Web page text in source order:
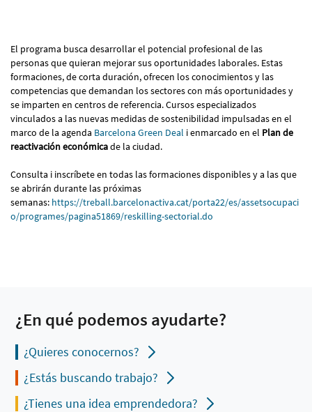
El programa busca desarrollar el potencial profesional de las
personas que quieran mejorar sus oportunidades laborales. Estas
formaciones, de corta duración, ofrecen los conocimientos y las
competencias que demandan los sectores con más oportunidades y
se imparten en centros de referencia. Cursos especializados
vinculados a las nuevas medidas de sostenibilidad impulsadas en el
marco de la agenda Barcelona Green Deal i enmarcado en el Plan de
reactivación económicade la ciudad.
Consulta i inscríbete en todas las formaciones disponibles y a las que
se abrirán durante las próximas
semanas: https://treball.barcelonactiva.cat/porta22/es/assetsocupaci
o/programes/pagina51869/reskilling-sectorial.do
¿En qué podemos ayudarte?
¿Quieres conocernos?
¿Estás buscando trabajo?
¿Tienes una idea emprendedora?